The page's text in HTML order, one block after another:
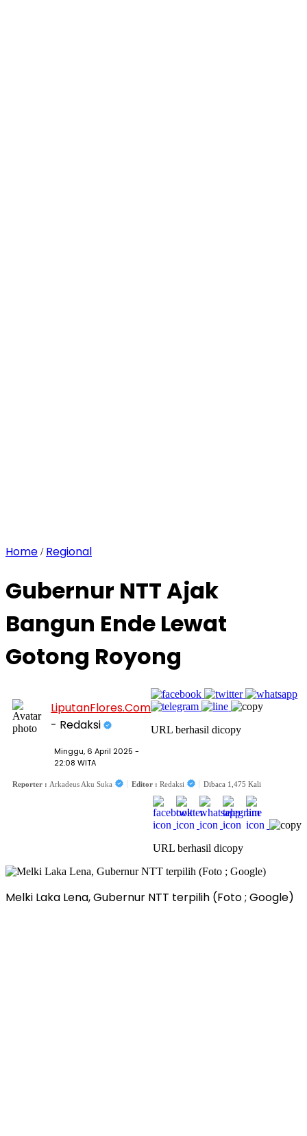
Home / Regional
Gubernur NTT Ajak
Bangun Ende Lewat
Gotong Royong
LiputanFlores.Com
- Redaksi
Minggu, 6 April 2025 -
22:08 WITA
URL berhasil dicopy
Reporter : Arkadeus Aku Suka Editor : Redaksi Dibaca 1,475 Kali
URL berhasil dicopy
Melki Laka Lena, Gubernur NTT terpilih (Foto ; Google)